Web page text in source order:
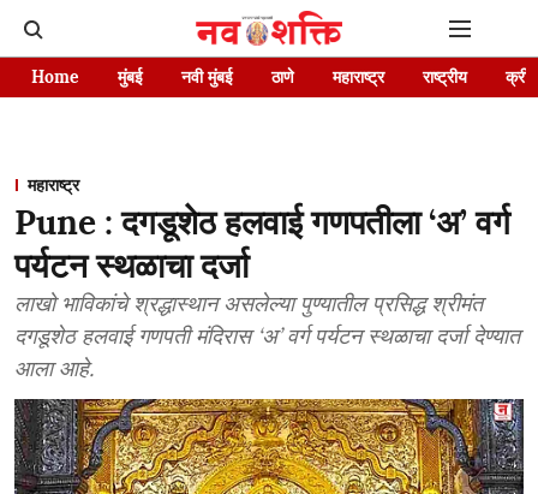
Home मुंबई नवी मुंबई ठाणे महाराष्ट्र राष्ट्रीय
महाराष्ट्र
Pune : दगडूशेठ हलवाई गणपतीला ‘अ’ वर्ग
पर्यटन स्थळाचा दर्जा
लाखो भाविकांचे श्रद्धास्थान असलेल्या पुण्यातील प्रसिद्ध श्रीमंत
दगडूशेठ हलवाई गणपती मंदिरास ‘अ’ वर्ग पर्यटन स्थळाचा दर्जा देण्यात
आला आहे.